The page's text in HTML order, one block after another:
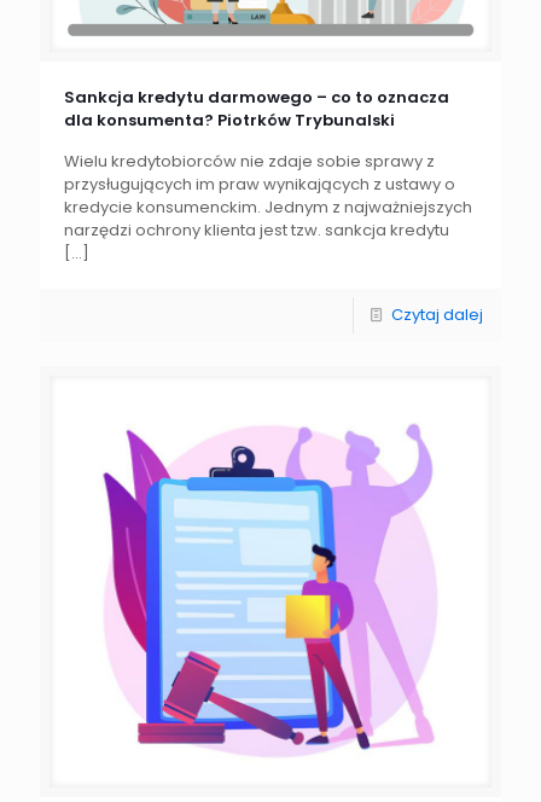
Sankcja kredytu darmowego – co to oznacza
dla konsumenta? Piotrków Trybunalski
Wielu kredytobiorców nie zdaje sobie sprawy z
przysługujących im praw wynikających z ustawy o
kredycie konsumenckim. Jednym z najważniejszych
narzędzi ochrony klienta jest tzw. sankcja kredytu
[…]
Czytaj dalej